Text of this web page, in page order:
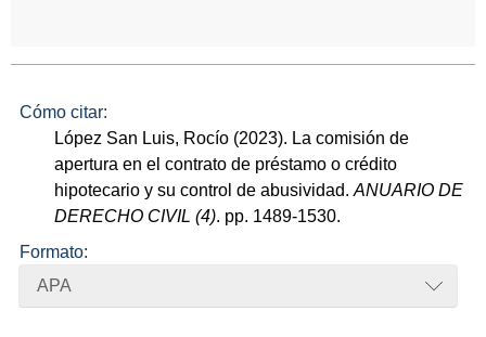
Cómo citar:
López San Luis, Rocío (2023). La comisión de
apertura en el contrato de préstamo o crédito
hipotecario y su control de abusividad.ANUARIO DE
DERECHO CIVIL (4). pp. 1489-1530.
Formato:
APA